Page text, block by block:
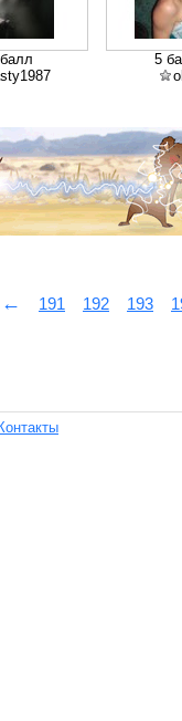
5
← 191 192 193
Контакты